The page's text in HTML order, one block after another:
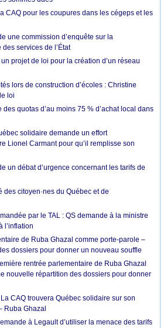
CAQ pour les coupures dans les cégeps et les
une commission d’enquête sur la
services de l’État
projet de loi pour la création d’un réseau
lors de construction d’écoles : Christine
loi
quotas d’au moins 75 % d’achat local dans
solidaire demande un effort
Lionel Carmant pour qu’il remplisse son
un débat d’urgence concernant les tarifs de
des citoyen·nes du Québec et de
par le TAL : QS demande à la ministre
l’inflation
de Ruba Ghazal comme porte-parole –
dossiers pour donner un nouveau souffle
rentrée parlementaire de Ruba Ghazal
nouvelle répartition des dossiers pour donner
CAQ trouvera Québec solidaire sur son
Ruba Ghazal
à Legault d’utiliser la menace des tarifs